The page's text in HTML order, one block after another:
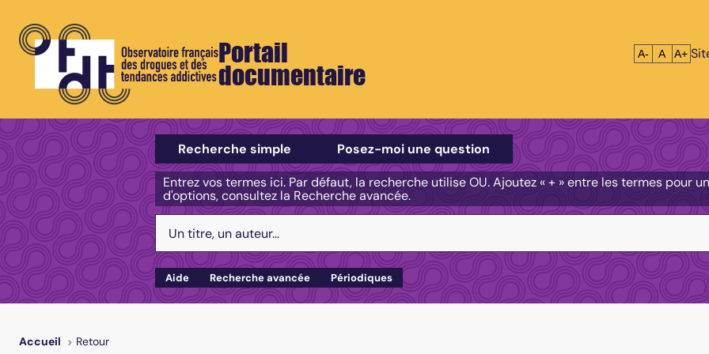
Portail
documentaire
Réduire le
A- A A+
Sélectionner un type de recherche
Recherche simple
Posez-moi une question
Entrez vos termes ici. Par défaut, la recherche utilise OU. Ajoutez « + » entre les termes pour
d'options, consultez la Recherche avancée.
Aide Recherche avancée Périodiques
Accueil Retour